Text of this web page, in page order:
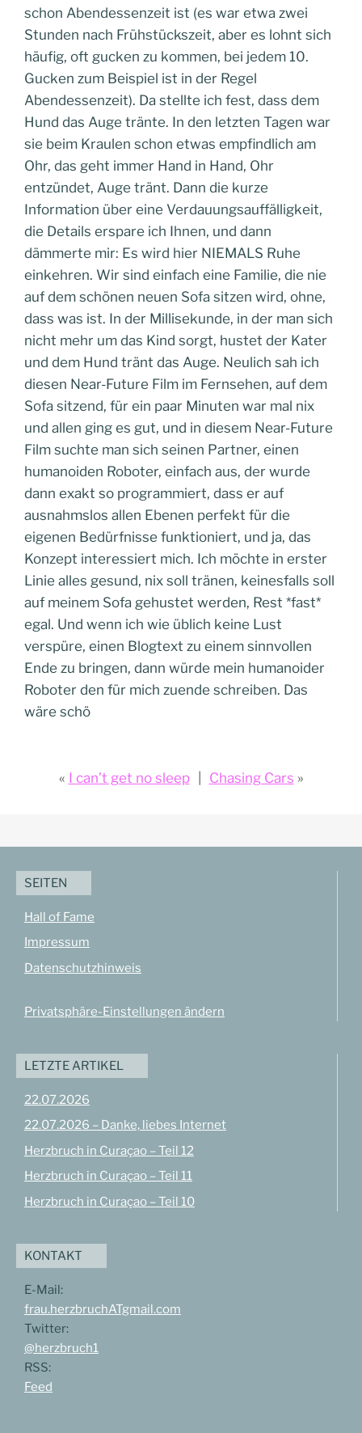
schon Abendessenzeit ist (es war etwa zwei
Stunden nach Frühstückszeit, aber es lohnt sich
häufig, oft gucken zu kommen, bei jedem 10.
Gucken zum Beispiel ist in der Regel
Abendessenzeit). Da stellte ich fest, dass dem
Hund das Auge tränte. In den letzten Tagen war
sie beim Kraulen schon etwas empfindlich am
Ohr, das geht immer Hand in Hand, Ohr
entzündet, Auge tränt. Dann die kurze
Information über eine Verdauungsauffälligkeit,
die Details erspare ich Ihnen, und dann
dämmerte mir: Es wird hier NIEMALS Ruhe
einkehren. Wir sind einfach eine Familie, die nie
auf dem schönen neuen Sofa sitzen wird, ohne,
dass was ist. In der Millisekunde, in der man sich
nicht mehr um das Kind sorgt, hustet der Kater
und dem Hund tränt das Auge. Neulich sah ich
diesen Near-Future Film im Fernsehen, auf dem
Sofa sitzend, für ein paar Minuten war mal nix
und allen ging es gut, und in diesem Near-Future
Film suchte man sich seinen Partner, einen
humanoiden Roboter, einfach aus, der wurde
dann exakt so programmiert, dass er auf
ausnahmslos allen Ebenen perfekt für die
eigenen Bedürfnisse funktioniert, und ja, das
Konzept interessiert mich. Ich möchte in erster
Linie alles gesund, nix soll tränen, keinesfalls soll
auf meinem Sofa gehustet werden, Rest *fast*
egal. Und wenn ich wie üblich keine Lust
verspüre, einen Blogtext zu einem sinnvollen
Ende zu bringen, dann würde mein humanoider
Roboter den für mich zuende schreiben. Das
wäre schö
I can’t get no sleep Chasing Cars
SEITEN
Hall of Fame
Impressum
Datenschutzhinweis
Privatsphäre-Einstellungen ändern
LETZTE ARTIKEL
22.07.2026
22.07.2026 – Danke, liebes Internet
Herzbruch in Curaçao – Teil 12
Herzbruch in Curaçao – Teil 11
Herzbruch in Curaçao – Teil 10
KONTAKT
E-Mail:
frau.herzbruchATgmail.com
Twitter:
@herzbruch1
RSS:
Feed